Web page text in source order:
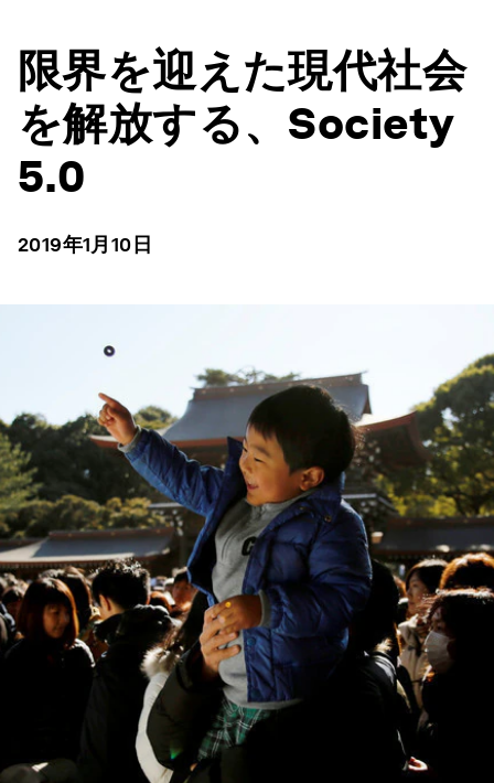
限界を迎えた現代社会
を解放する、Society
5.0
2019年1月10日